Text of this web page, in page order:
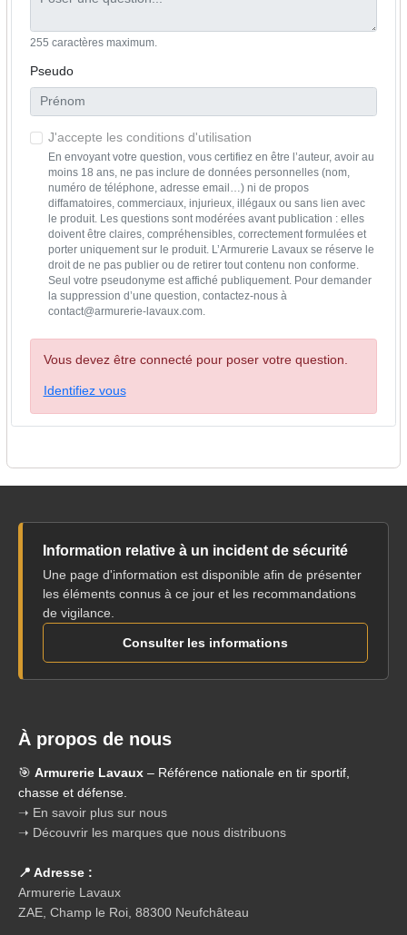
255 caractères maximum.
Pseudo
J'accepte les conditions d'utilisation
En envoyant votre question, vous certifiez en être l’auteur, avoir au
moins 18 ans, ne pas inclure de données personnelles (nom,
numéro de téléphone, adresse email…) ni de propos
diffamatoires, commerciaux, injurieux, illégaux ou sans lien avec
le produit. Les questions sont modérées avant publication : elles
doivent être claires, compréhensibles, correctement formulées et
porter uniquement sur le produit. L’Armurerie Lavaux se réserve le
droit de ne pas publier ou de retirer tout contenu non conforme.
Seul votre pseudonyme est affiché publiquement. Pour demander
la suppression d’une question, contactez-nous à
contact@armurerie-lavaux.com.
Vous devez être connecté pour poser votre question.
Identifiez vous
Information relative à un incident de sécurité
Une page d'information est disponible afin de présenter
les éléments connus à ce jour et les recommandations
de vigilance.
Consulter les informations
À propos de nous
🎯 Armurerie Lavaux – Référence nationale en tir sportif,
chasse et défense.
➝ En savoir plus sur nous
➝ Découvrir les marques que nous distribuons
📍 Adresse :
Armurerie Lavaux
ZAE, Champ le Roi, 88300 Neufchâteau